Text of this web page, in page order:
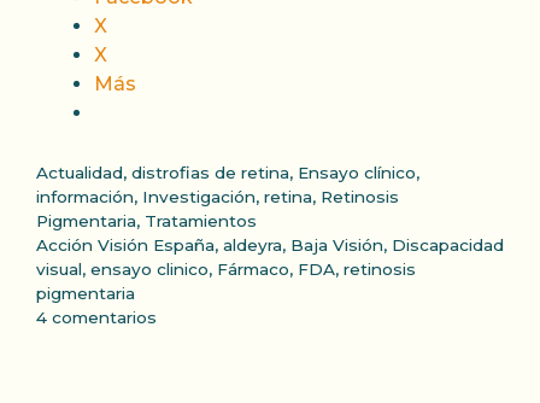
X
X
Más
Categorías
Actualidad, distrofias de retina, Ensayo clínico,
información, Investigación, retina, Retinosis
Pigmentaria, Tratamientos
Etiquetas
Acción Visión España, aldeyra, Baja Visión, Discapacidad
visual, ensayo clinico, Fármaco, FDA, retinosis
pigmentaria
4 comentarios